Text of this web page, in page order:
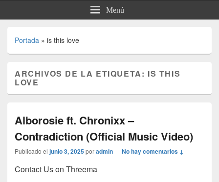
Menú
Portada » is this love
ARCHIVOS DE LA ETIQUETA: IS THIS
LOVE
Alborosie ft. Chronixx –
Contradiction (Official Music Video)
Publicado el junio 3, 2025poradmin—No hay comentarios ↓
Contact Us on Threema